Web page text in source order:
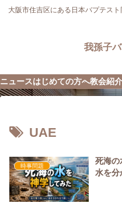
大阪市住吉区にある日本バプテス
我孫子
ニュースはじめての方へ教会紹介
UAE
時事問題
死海の
水を分